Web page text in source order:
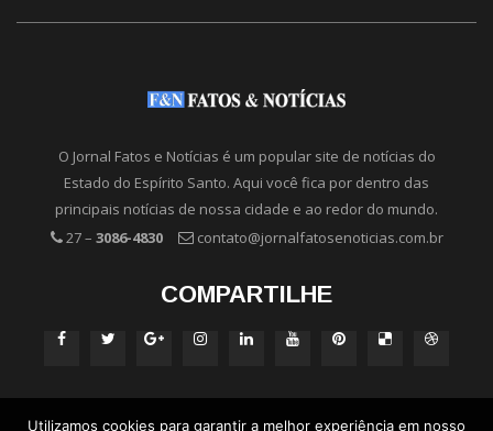
O Jornal Fatos e Notícias é um popular site de notícias do
Estado do Espírito Santo. Aqui você fica por dentro das
principais notícias de nossa cidade e ao redor do mundo.
27 – 3086-4830 contato@jornalfatosenoticias.com.br
COMPARTILHE
Utilizamos cookies para garantir a melhor experiência em nosso